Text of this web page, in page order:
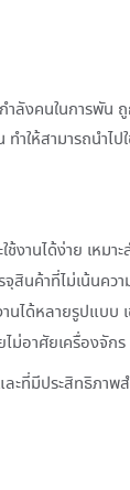
คนในการพัน ถู
ให้สามารถนำไป
นได้ง่าย เหมา
นค้าที่ไม่เน้นควา
ได้หลายรูปแบบ
อาศัยเครื่องจักร
ที่มีประสิทธิภาพ